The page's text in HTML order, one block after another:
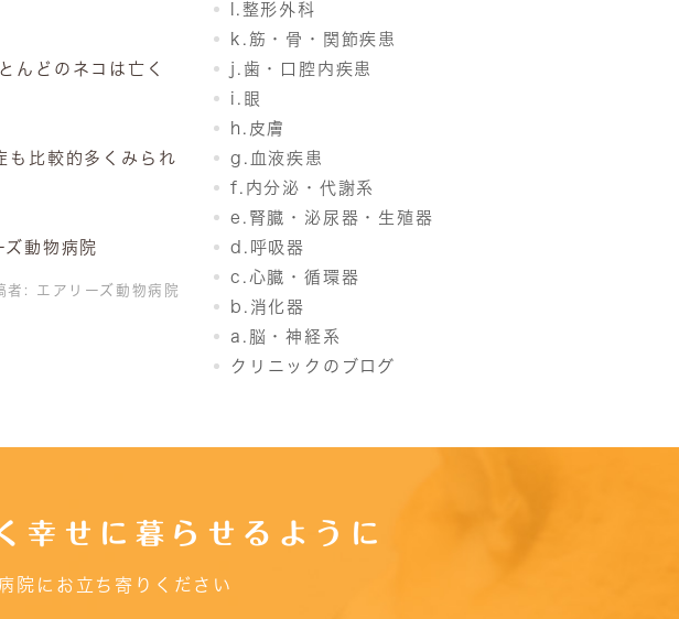
んどのネコは亡く
も比較的多くみられ
動物病院
者: エアリーズ動物病院
l.整形外科
k.筋・骨・関節疾患
j.歯・口腔内疾患
i.眼
h.皮膚
g.血液疾患
f.内分泌・代謝系
e.腎臓・泌尿器・生殖器
d.呼吸器
c.心臓・循環器
b.消化器
a.脳・神経系
クリニックのブログ
幸せに暮らせるように
院にお立ち寄りください